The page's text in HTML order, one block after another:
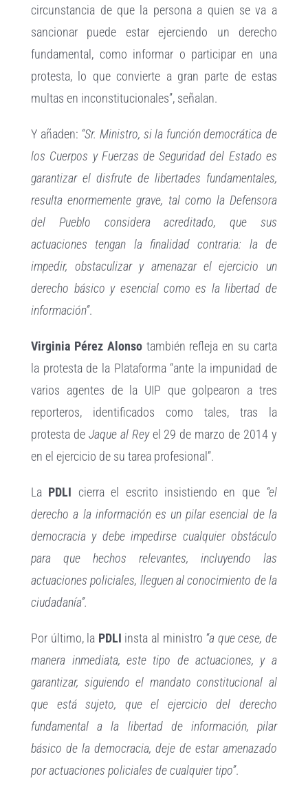
circunstancia de que la persona a quien se va a
sancionar puede estar ejerciendo un derecho
fundamental, como informar o participar en una
protesta, lo que convierte a gran parte de estas
multas en inconstitucionales”, señalan.
Y añaden: “Sr. Ministro, si la función democrática de
los Cuerpos y Fuerzas de Seguridad del Estado es
garantizar el disfrute de libertades fundamentales,
resulta enormemente grave, tal como la Defensora
del Pueblo considera acreditado, que sus
actuaciones tengan la finalidad contraria: la de
impedir, obstaculizar y amenazar el ejercicio un
derecho básico y esencial como es la libertad de
información”.
Virginia Pérez Alonsotambién refleja en su carta
la protesta de la Plataforma “ante la impunidad de
varios agentes de la UIP que golpearon a tres
reporteros, identificados como tales, tras la
protesta de Jaque al Reyel 29 de marzo de 2014 y
en el ejercicio de su tarea profesional”.
La PDLI cierra el escrito insistiendo en que “el
derecho a la información es un pilar esencial de la
democracia y debe impedirse cualquier obstáculo
para que hechos relevantes, incluyendo las
actuaciones policiales, lleguen al conocimiento de la
ciudadanía”.
Por último, la PDLI insta al ministro “a que cese, de
manera inmediata, este tipo de actuaciones, y a
garantizar, siguiendo el mandato constitucional al
que está sujeto, que el ejercicio del derecho
fundamental a la libertad de información, pilar
básico de la democracia, deje de estar amenazado
por actuaciones policiales de cualquier tipo”.